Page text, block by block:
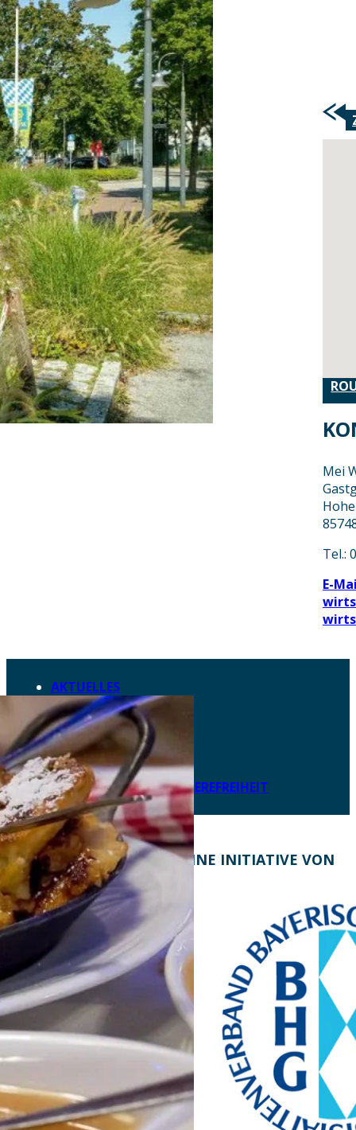
Mei
Tel.:
E-
AKTUELLES
DOWNLOADS
DATENSCHUTZ
IMPRESSUM
LEICHTE SPRACHE
ERKLÄRUNG ZUR BARRIEREFREIHEIT
KONTAKT EINE INITIATIVE VON
Bayern Tourist Gmbh
(BTG)
Prinz-Ludwig-Palais
Türkenstraße 7
80333 München
Telefon: +49 89 28760-
117
Fax: +49 89 28760-121
bayerischekueche@btg-
www.btg-service.de